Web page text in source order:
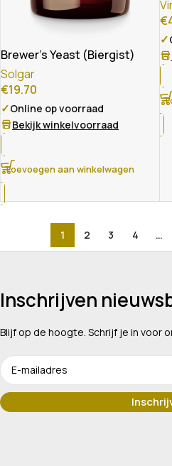
Brewer’s Yeast (Biergist)
Solgar
€19.70
✓Online op voorraad
Bekijk winkelvoorraad
Toevoegen aan winkelwagen
€
✓
1 2 3 4 …
Inschrijven
Blijf op de hoogte. Schrijf je in voor